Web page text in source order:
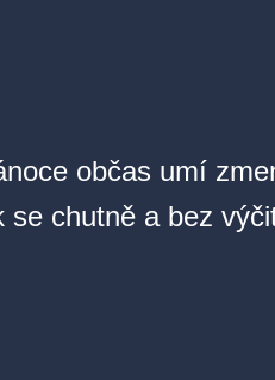
občas umí
chutně a bez